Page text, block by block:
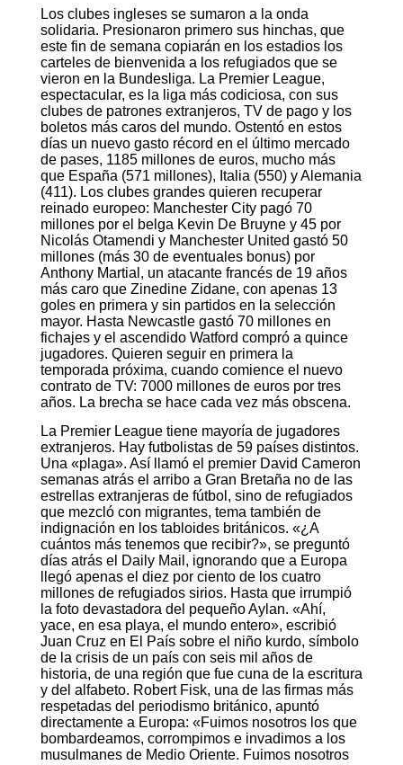
Los clubes ingleses se sumaron a la onda
solidaria. Presionaron primero sus hinchas, que
este fin de semana copiarán en los estadios los
carteles de bienvenida a los refugiados que se
vieron en la Bundesliga. La Premier League,
espectacular, es la liga más codiciosa, con sus
clubes de patrones extranjeros, TV de pago y los
boletos más caros del mundo. Ostentó en estos
días un nuevo gasto récord en el último mercado
de pases, 1185 millones de euros, mucho más
que España (571 millones), Italia (550) y Alemania
(411). Los clubes grandes quieren recuperar
reinado europeo: Manchester City pagó 70
millones por el belga Kevin De Bruyne y 45 por
Nicolás Otamendi y Manchester United gastó 50
millones (más 30 de eventuales bonus) por
Anthony Martial, un atacante francés de 19 años
más caro que Zinedine Zidane, con apenas 13
goles en primera y sin partidos en la selección
mayor. Hasta Newcastle gastó 70 millones en
fichajes y el ascendido Watford compró a quince
jugadores. Quieren seguir en primera la
temporada próxima, cuando comience el nuevo
contrato de TV: 7000 millones de euros por tres
años. La brecha se hace cada vez más obscena.
La Premier League tiene mayoría de jugadores
extranjeros. Hay futbolistas de 59 países distintos.
Una «plaga». Así llamó el premier David Cameron
semanas atrás el arribo a Gran Bretaña no de las
estrellas extranjeras de fútbol, sino de refugiados
que mezcló con migrantes, tema también de
indignación en los tabloides británicos. «¿A
cuántos más tenemos que recibir?», se preguntó
días atrás el Daily Mail, ignorando que a Europa
llegó apenas el diez por ciento de los cuatro
millones de refugiados sirios. Hasta que irrumpió
la foto devastadora del pequeño Aylan. «Ahí,
yace, en esa playa, el mundo entero», escribió
Juan Cruz en El País sobre el niño kurdo, símbolo
de la crisis de un país con seis mil años de
historia, de una región que fue cuna de la escritura
y del alfabeto. Robert Fisk, una de las firmas más
respetadas del periodismo británico, apuntó
directamente a Europa: «Fuimos nosotros los que
bombardeamos, corrompimos e invadimos a los
musulmanes de Medio Oriente. Fuimos nosotros